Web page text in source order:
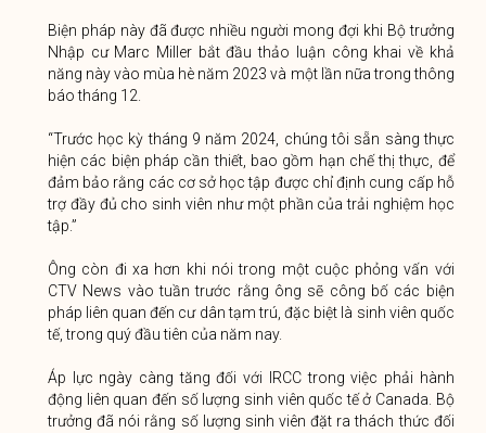
Biện pháp này đã được nhiều người mong đợi khi Bộ trưởng
Nhập cư Marc Miller bắt đầu thảo luận công khai về khả
năng này vào mùa hè năm 2023 và một lần nữa trong thông
báo tháng 12.
“Trước học kỳ tháng 9 năm 2024, chúng tôi sẵn sàng thực
hiện các biện pháp cần thiết, bao gồm hạn chế thị thực, để
đảm bảo rằng các cơ sở học tập được chỉ định cung cấp hỗ
trợ đầy đủ cho sinh viên như một phần của trải nghiệm học
tập.”
Ông còn đi xa hơn khi nói trong một cuộc phỏng vấn với
CTV News vào tuần trước rằng ông sẽ công bố các biện
pháp liên quan đến cư dân tạm trú, đặc biệt là sinh viên quốc
tế, trong quý đầu tiên của năm nay.
Áp lực ngày càng tăng đối với IRCC trong việc phải hành
động liên quan đến số lượng sinh viên quốc tế ở Canada. Bộ
trưởng đã nói rằng số lượng sinh viên đặt ra thách thức đối